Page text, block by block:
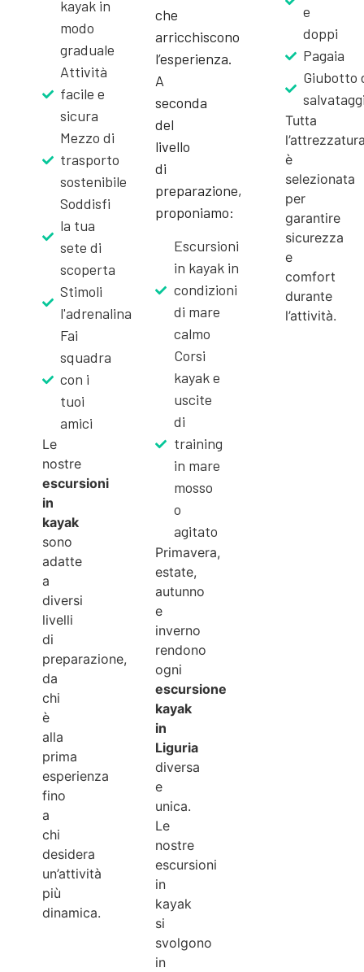
kayak in
modo
graduale
Attività
facile e
sicura
Mezzo di
trasporto
sostenibile
Soddisfi
la tua
sete di
scoperta
Stimoli
l'adrenalina
Fai
squadra
con i
tuoi
amici
Le
nostre
escursioni
in
kayak
sono
adatte
a
diversi
livelli
di
preparazione,
da
chi
è
alla
prima
esperienza
fino
a
chi
desidera
un’attività
più
dinamica.
che
arricchiscono
l’esperienza.
A
seconda
del
livello
di
preparazione,
proponiamo:
Escursioni
in kayak in
condizioni
di mare
calmo
Corsi
kayak e
uscite
di
training
in mare
mosso
o
agitato
Primavera,
estate,
autunno
e
inverno
rendono
ogni
escursione
kayak
in
Liguria
diversa
e
unica.
Le
nostre
escursioni
in
kayak
si
svolgono
in
e
doppi
Pagaia
Giubotto
Tutta
è
selezionata
per
garantire
sicurezza
e
comfort
durante
l’attività.